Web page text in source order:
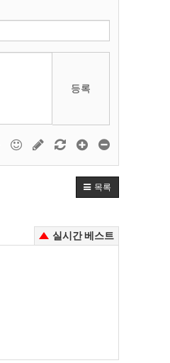
등록
목록
실시간 베스트